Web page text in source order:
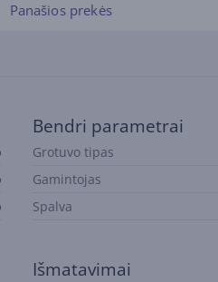
Panašios prekės
Bendri parametrai
Grotuvo tipas
Gamintojas
Spalva
Išmatavimai